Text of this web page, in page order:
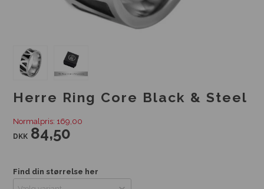
Herre Ring Core Black & Steel
Normalpris: 169,00
DKK 84,50
Find din størrelse her